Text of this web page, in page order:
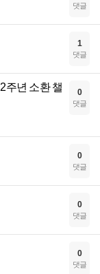
댓글
1
댓글
주년 소환 챌
0
댓글
0
댓글
0
댓글
0
댓글